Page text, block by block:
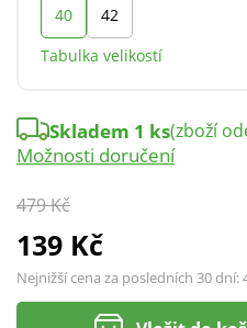
40
42
Tabulka velikostí
479 Kč
139 Kč
Nejnižší cena za posledních 30 dní:
Skladem 1 ks(zboží
Možnosti doručení